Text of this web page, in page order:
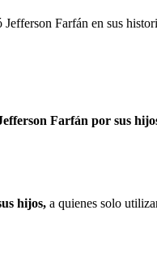
Jefferson Farfán en sus
Farfán por sus
hijos, a quienes solo